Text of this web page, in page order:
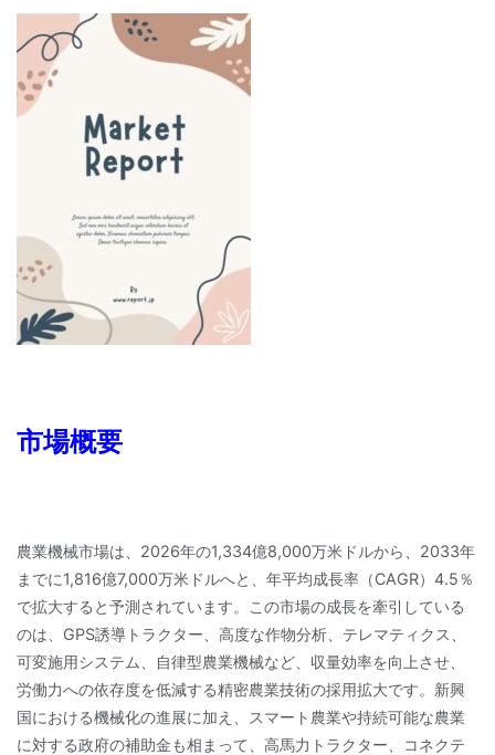
市場概要
農業機械市場は、2026年の1,334億8,000万米ドルから、2033年
までに1,816億7,000万米ドルへと、年平均成長率（CAGR）4.5％
で拡大すると予測されています。この市場の成長を牽引している
のは、GPS誘導トラクター、高度な作物分析、テレマティクス、
可変施用システム、自律型農業機械など、収量効率を向上させ、
労働力への依存度を低減する精密農業技術の採用拡大です。新興
国における機械化の進展に加え、スマート農業や持続可能な農業
に対する政府の補助金も相まって、高馬力トラクター、コネクテ